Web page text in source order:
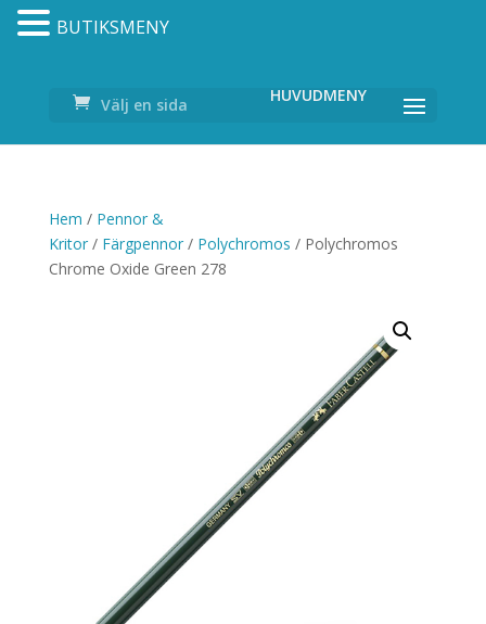
Välj en sida
Hem / Pennor &
Kritor/ Färgpennor/ Polychromos / Polychromos
Chrome Oxide Green 278
BUTIKSMENY